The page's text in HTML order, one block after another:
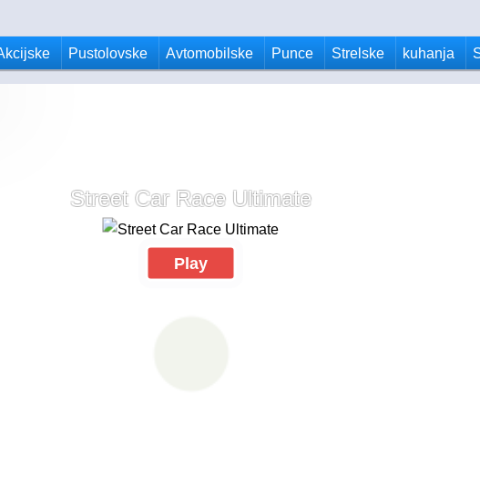
Pustolovske Avtomobilske Punce Strelske kuhanja
Street Car Race Ultimate
Play